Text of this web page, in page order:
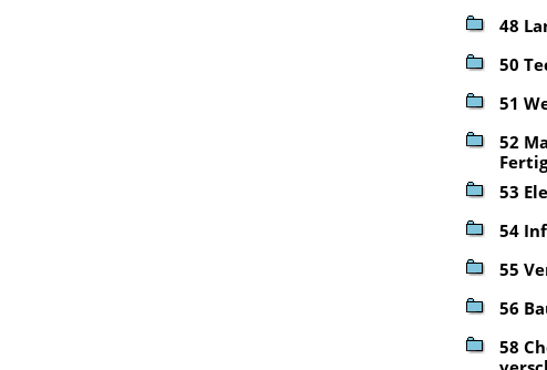
48
50
51
52
53
54
55
56
58